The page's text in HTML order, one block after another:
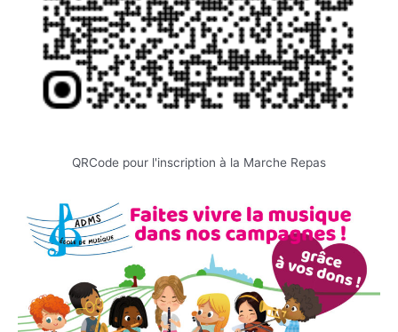
QRCode pour l'inscription à la Marche Repas